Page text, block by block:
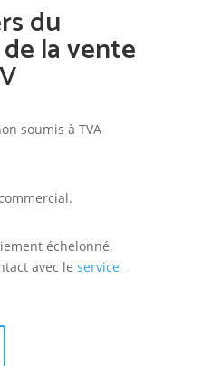
du
la vente
soumis à TVA
échelonné,
avec le service